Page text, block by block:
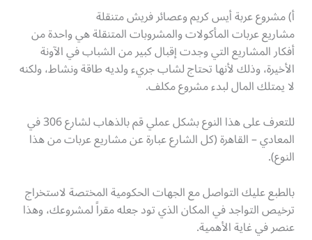
أ) مشروع عربة أيس كريم وعصائر فريش متنقلة
مشاريع عربات المأكولات والمشروبات المتنقلة هي واحدة من
أفكار المشاريع التي وجدت إقبال كبير من الشباب في الآونة
الأخيرة، وذلك لأنها تحتاج لشاب جريء ولديه طاقة ونشاط، ولكنه
لا يمتلك المال لبدء مشروع مكلف.
للتعرف على هذا النوع بشكل عملي قم بالذهاب لشارع 306 في
المعادي – القاهرة (كل الشارع عبارة عن مشاريع عربات من هذا
النوع).
بالطبع عليك التواصل مع الجهات الحكومية المختصة لاستخراج
ترخيص التواجد في المكان الذي تود جعله مقراً لمشروعك، وهذا
عنصر في غاية الأهمية.